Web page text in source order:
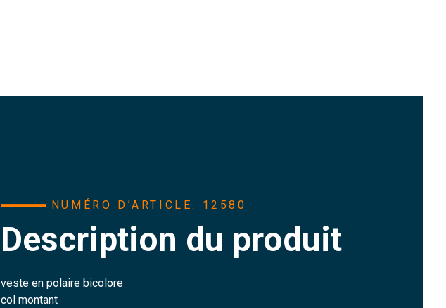
NUMÉRO D’ARTICLE: 12580
Description du produit
veste en polaire bicolore
col montant